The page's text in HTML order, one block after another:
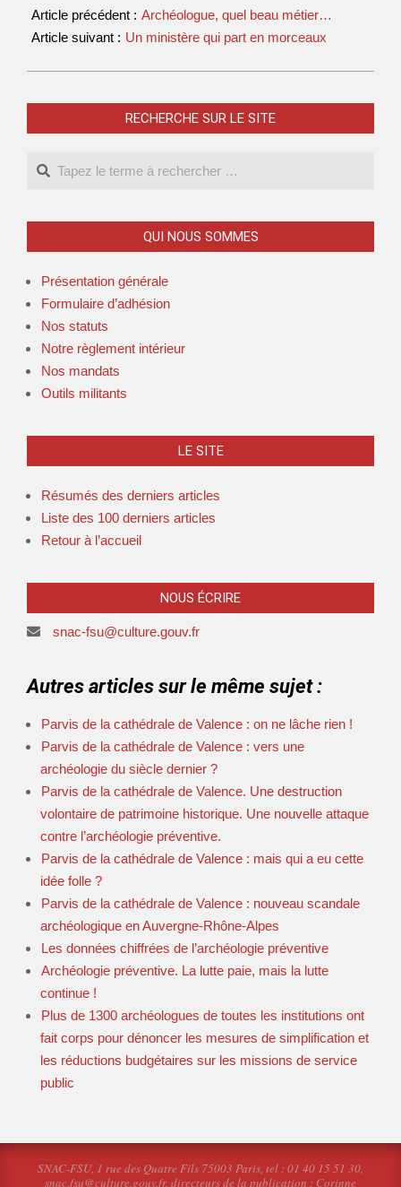
Article précédent : Archéologue, quel beau métier…
Article suivant : Un ministère qui part en morceaux
RECHERCHE SUR LE SITE
QUI NOUS SOMMES
Présentation générale
Formulaire d’adhésion
Nos statuts
Notre règlement intérieur
Nos mandats
Outils militants
LE SITE
Résumés des derniers articles
Liste des 100 derniers articles
Retour à l’accueil
NOUS ÉCRIRE
snac-fsu@culture.gouv.fr
Autres articles sur le même sujet :
Parvis de la cathédrale de Valence : on ne lâche rien !
Parvis de la cathédrale de Valence : vers une
archéologie du siècle dernier ?
Parvis de la cathédrale de Valence. Une destruction
volontaire de patrimoine historique. Une nouvelle attaque
contre l’archéologie préventive.
Parvis de la cathédrale de Valence : mais qui a eu cette
idée folle ?
Parvis de la cathédrale de Valence : nouveau scandale
archéologique en Auvergne-Rhône-Alpes
Les données chiffrées de l’archéologie préventive
Archéologie préventive. La lutte paie, mais la lutte
continue !
Plus de 1300 archéologues de toutes les institutions ont
fait corps pour dénoncer les mesures de simplification et
les réductions budgétaires sur les missions de service
public
SNAC-FSU, 1 rue des Quatre Fils 75003 Paris, tel : 01 40 15 51 30,
snac.fsu@culture.gouv.fr, directeurs de la publication : Corinne